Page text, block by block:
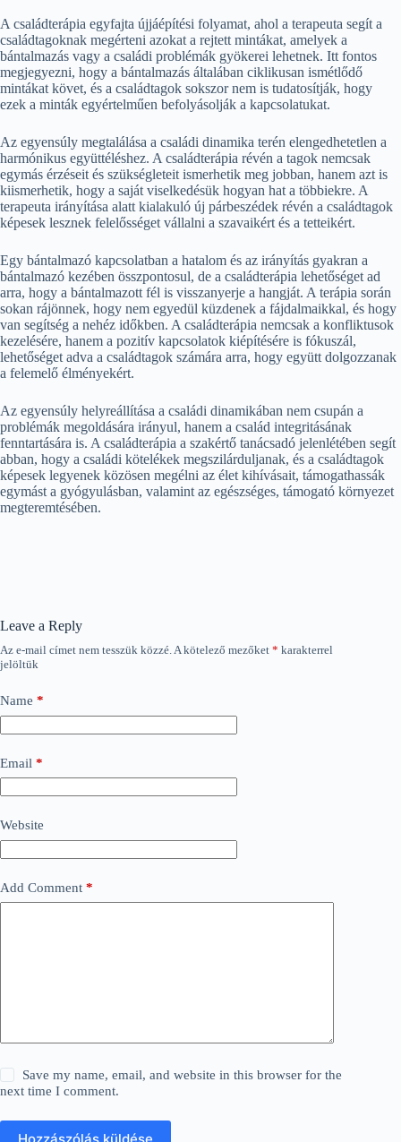
A családterápia egyfajta újjáépítési folyamat, ahol a terapeuta segít a
családtagoknak megérteni azokat a rejtett mintákat, amelyek a
bántalmazás vagy a családi problémák gyökerei lehetnek. Itt fontos
megjegyezni, hogy a bántalmazás általában ciklikusan ismétlődő
mintákat követ, és a családtagok sokszor nem is tudatosítják, hogy
ezek a minták egyértelműen befolyásolják a kapcsolatukat.
Az egyensúly megtalálása a családi dinamika terén elengedhetetlen a
harmónikus együttéléshez. A családterápia révén a tagok nemcsak
egymás érzéseit és szükségleteit ismerhetik meg jobban, hanem azt is
kiismerhetik, hogy a saját viselkedésük hogyan hat a többiekre. A
terapeuta irányítása alatt kialakuló új párbeszédek révén a családtagok
képesek lesznek felelősséget vállalni a szavaikért és a tetteikért.
Egy bántalmazó kapcsolatban a hatalom és az irányítás gyakran a
bántalmazó kezében összpontosul, de a családterápia lehetőséget ad
arra, hogy a bántalmazott fél is visszanyerje a hangját. A terápia során
sokan rájönnek, hogy nem egyedül küzdenek a fájdalmaikkal, és hogy
van segítség a nehéz időkben. A családterápia nemcsak a konfliktusok
kezelésére, hanem a pozitív kapcsolatok kiépítésére is fókuszál,
lehetőséget adva a családtagok számára arra, hogy együtt dolgozzanak
a felemelő élményekért.
Az egyensúly helyreállítása a családi dinamikában nem csupán a
problémák megoldására irányul, hanem a család integritásának
fenntartására is. A családterápia a szakértő tanácsadó jelenlétében segít
abban, hogy a családi kötelékek megszilárduljanak, és a családtagok
képesek legyenek közösen megélni az élet kihívásait, támogathassák
egymást a gyógyulásban, valamint az egészséges, támogató környezet
megteremtésében.
Leave a Reply
Az e-mail címet nem tesszük közzé.A kötelező mezőket * karakterrel
jelöltük
Name *
Email *
Website
Add Comment *
Save my name, email, and website in this browser for the
next time I comment.